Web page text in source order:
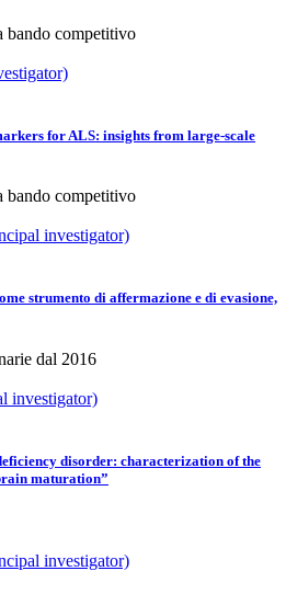
bando competitivo
for ALS: insights from large-scale
bando competitivo
investigator)
strumento di affermazione e di evasione,
dal 2016
investigator)
disorder: characterization of the
maturation”
investigator)